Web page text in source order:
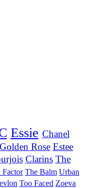
Essie Chanel
Golden Rose Estee
Clarins The
Factor The Balm Urban
Too Faced Zoeva